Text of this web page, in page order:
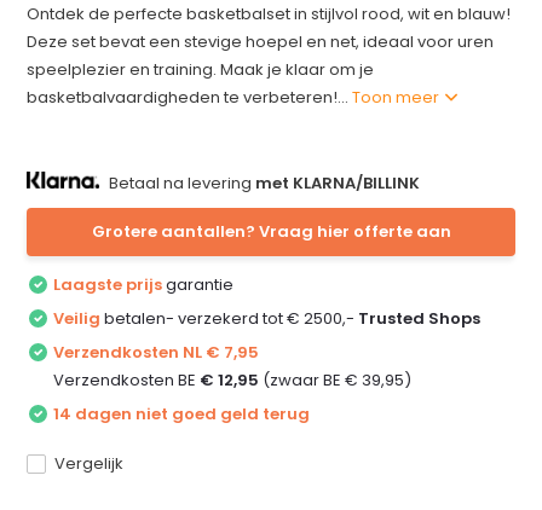
Ontdek de perfecte basketbalset in stijlvol rood, wit en blauw!
Deze set bevat een stevige hoepel en net, ideaal voor uren
speelplezier en training. Maak je klaar om je
basketbalvaardigheden te verbeteren!...Toon meer
Betaal na levering met KLARNA/BILLINK
Grotere aantallen? Vraag hier offerte aan
Laagste prijsgarantie
Veilig betalen- verzekerd tot € 2500,- Trusted Shops
Verzendkosten NL € 7,95
Verzendkosten BE € 12,95 (zwaar BE € 39,95)
14 dagen niet goed geld terug
Vergelijk